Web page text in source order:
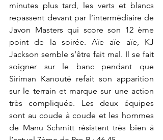
minutes plus tard, les verts et blancs
repassent devant par l’intermédiaire de
Javon Masters qui score son 12 ème
point de la soirée. Aïe aïe aïe, KJ
Jackson semble s’être fait mal. Il se fait
soigner sur le banc pendant que
Siriman Kanouté refait son apparition
sur le terrain et marque sur une action
très compliquée. Les deux équipes
sont au coude à coude et les hommes
de Manu Schmitt résistent très bien à